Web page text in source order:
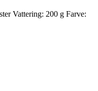
Vattering: 200 g Farve: